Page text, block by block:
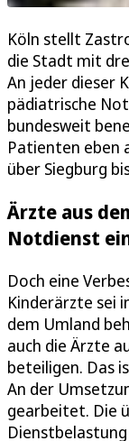
Köln stellt
die Stadt mit
An jeder dieser
pädiatrische
bundesweit
Patienten eben
über Siegburg
Ärzte aus
Notdienst
Doch eine
Kinderärzte sei
dem Umland
auch die Ärzte
beteiligen. Das
An der
gearbeitet. Die